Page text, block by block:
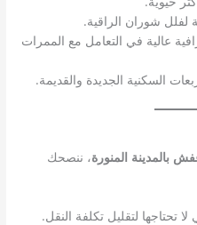
شوران الراقية.
عالية في التعامل مع الممرات
السكنية الجديدة والقديمة.
بالمدينة المنورة، ننصحك
تحتاجها لتقليل تكلفة النقل.